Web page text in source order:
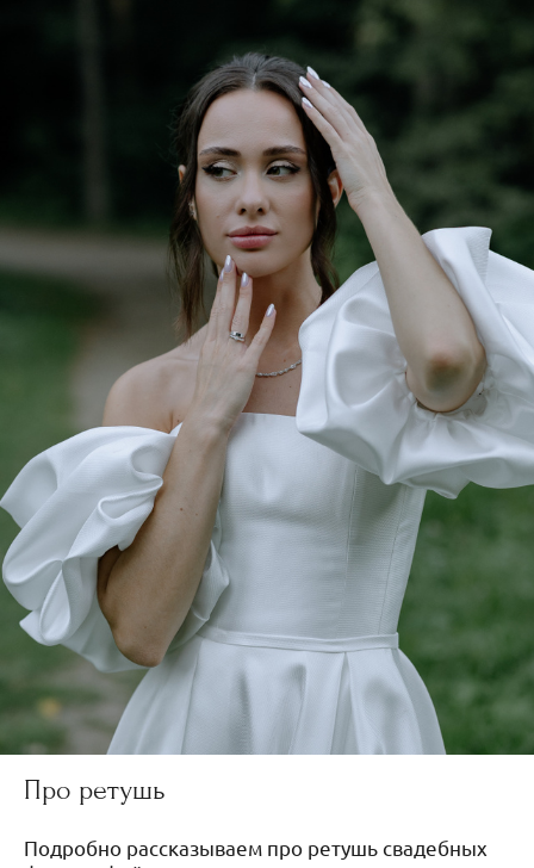
Про ретушь
Подробно рассказываем про ретушь свадебных